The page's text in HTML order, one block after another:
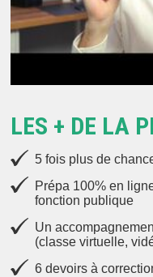
LES + DE LA
5 fois plus de
Prépa 100% en
fonction publique
Un
(classe virtuelle,
6 devoirs à